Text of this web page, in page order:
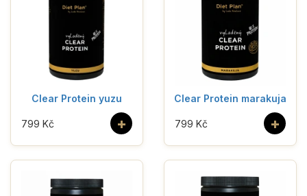
Clear Protein yuzu
+
799 Kč
Clear Protein marakuja
+
799 Kč